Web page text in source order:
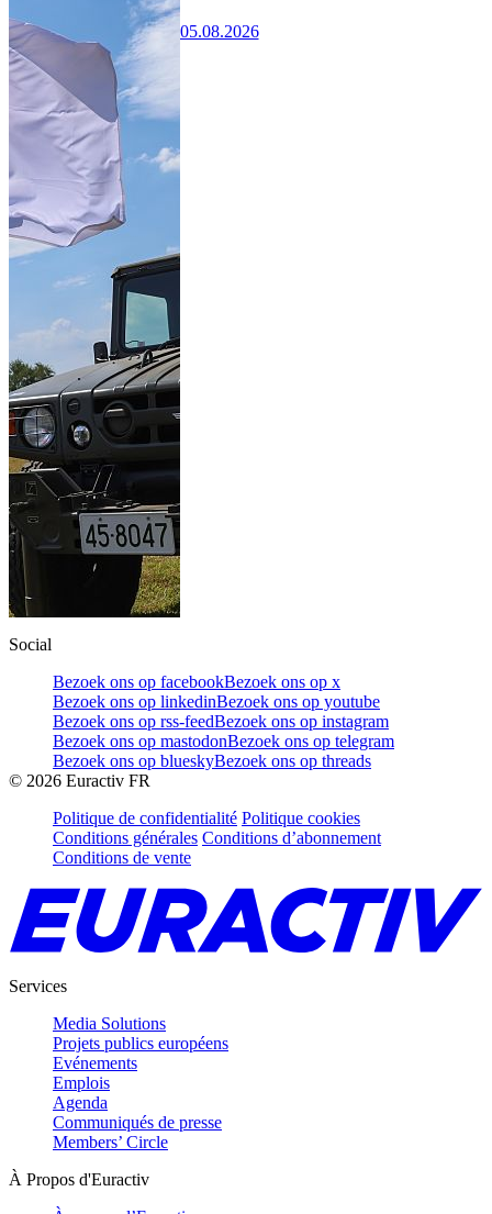
05.08.2026
Social
Bezoek ons op facebookBezoek ons op x
Bezoek ons op linkedinBezoek ons op youtube
Bezoek ons op rss-feedBezoek ons op instagram
Bezoek ons op mastodonBezoek ons op telegram
Bezoek ons op blueskyBezoek ons op threads
© 2026 Euractiv FR
Politique de confidentialité Politique cookies
Conditions générales Conditions d’abonnement
Conditions de vente
Services
Media Solutions
Projets publics européens
Evénements
Emplois
Agenda
Communiqués de presse
Members’ Circle
À Propos d'Euractiv